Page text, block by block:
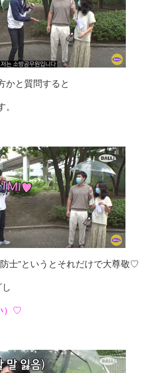
かと質問すると
。
士”というとそれだけで大尊敬♡
）♡